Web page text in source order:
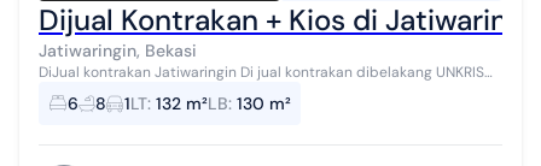
Dijual Kontrakan + Kios di
Jatiwaringin, Bekasi
DiJual kontrakan Jatiwaringin Di jual kontrakan dibelakang UNKRIS
Jatiwaringin tanah kavling - Luas tanah 132 m2 terdiri dari 2 kios dan
6 kontra...
6 8 1LT: 132 m²LB: 130 m²